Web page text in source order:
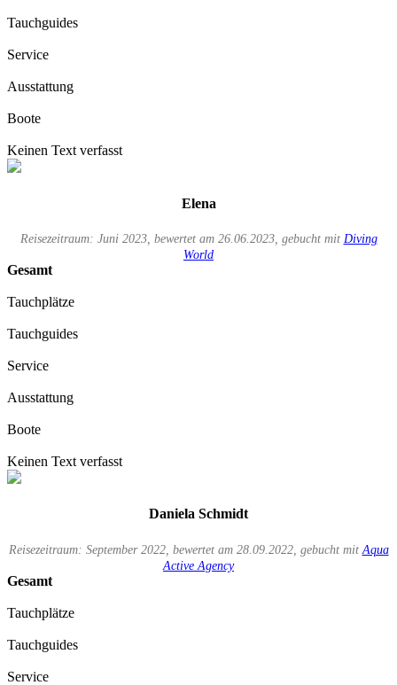
Tauchguides
Service
Ausstattung
Boote
Keinen Text verfasst
Elena
Reisezeitraum: Juni 2023, bewertet am 26.06.2023, gebucht mit Diving
World
Gesamt
Tauchplätze
Tauchguides
Service
Ausstattung
Boote
Keinen Text verfasst
Daniela Schmidt
Reisezeitraum: September 2022, bewertet am 28.09.2022, gebucht mit Aqua
Active Agency
Gesamt
Tauchplätze
Tauchguides
Service